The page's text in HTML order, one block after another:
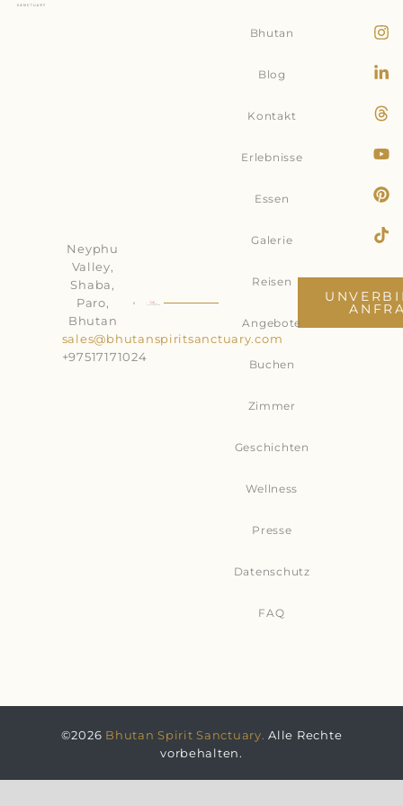
Neyphu
Valley,
Shaba,
Paro,
Bhutan
sales@bhutanspiritsanctuary.com
+97517171024
Bhutan
Blog
Kontakt
Erlebnisse
Essen
Galerie
Reisen
Angebote
Buchen
Zimmer
Geschichten
Wellness
Presse
Datenschutz
FAQ
©2026 Bhutan Spirit Sanctuary. Alle Rechte
vorbehalten.